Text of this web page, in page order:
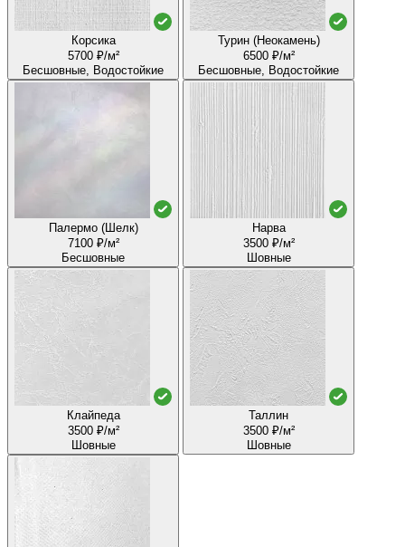
Корсика
5700 ₽/м²
Бесшовные, Водостойкие
Турин (Неокамень)
6500 ₽/м²
Бесшовные, Водостойкие
Палермо (Шелк)
7100 ₽/м²
Бесшовные
Нарва
3500 ₽/м²
Шовные
Клайпеда
3500 ₽/м²
Шовные
Таллин
3500 ₽/м²
Шовные